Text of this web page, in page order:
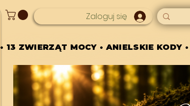
Zaloguj się
• 13 ZWIERZĄT MOCY • ANIELSKIE KODY
• 13 ZWIERZĄT MOCY • ANIELSKIE KODY